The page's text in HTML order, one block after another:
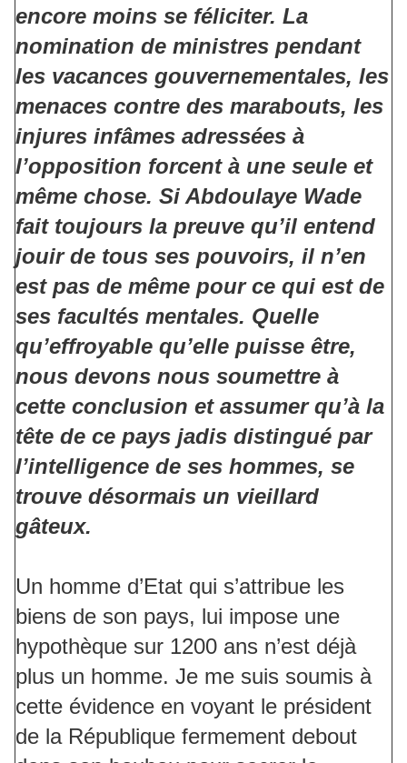
encore moins se féliciter. La
nomination de ministres pendant
les vacances gouvernementales, les
menaces contre des marabouts, les
injures infâmes adressées à
l’opposition forcent à une seule et
même chose. Si Abdoulaye Wade
fait toujours la preuve qu’il entend
jouir de tous ses pouvoirs, il n’en
est pas de même pour ce qui est de
ses facultés mentales. Quelle
qu’effroyable qu’elle puisse être,
nous devons nous soumettre à
cette conclusion et assumer qu’à la
tête de ce pays jadis distingué par
l’intelligence de ses hommes, se
trouve désormais un vieillard
gâteux.
Un homme d’Etat qui s’attribue les
biens de son pays, lui impose une
hypothèque sur 1200 ans n’est déjà
plus un homme. Je me suis soumis à
cette évidence en voyant le président
de la République fermement debout